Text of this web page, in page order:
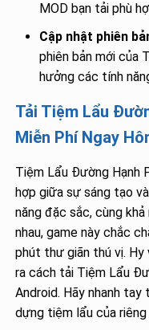
MOD bạn tải phù
Cập nhật phiên
phiên bản mới của
hưởng các tính
Tải Tiệm Lẩu
Miễn Phí Ngay
Tiệm Lẩu Đường Hạnh
hợp giữa sự sáng tạo
năng đặc sắc, cùng
nhau, game này chắc
phút thư giãn thú vị.
ra cách tải Tiệm Lẩu
Android. Hãy nhanh
dựng tiệm lẩu của riêng